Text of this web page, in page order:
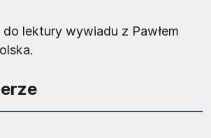
lektury wywiadu z Pawłem